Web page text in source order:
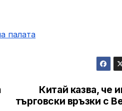
палaта
Китай казва, че
търговски връзки с